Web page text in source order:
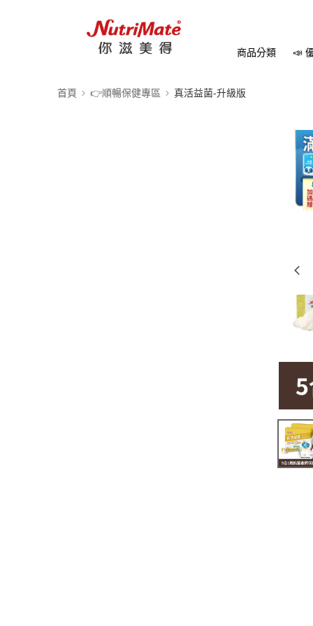
商品分類 📣
首頁 👉順暢保健專區 真活益菌-升級版